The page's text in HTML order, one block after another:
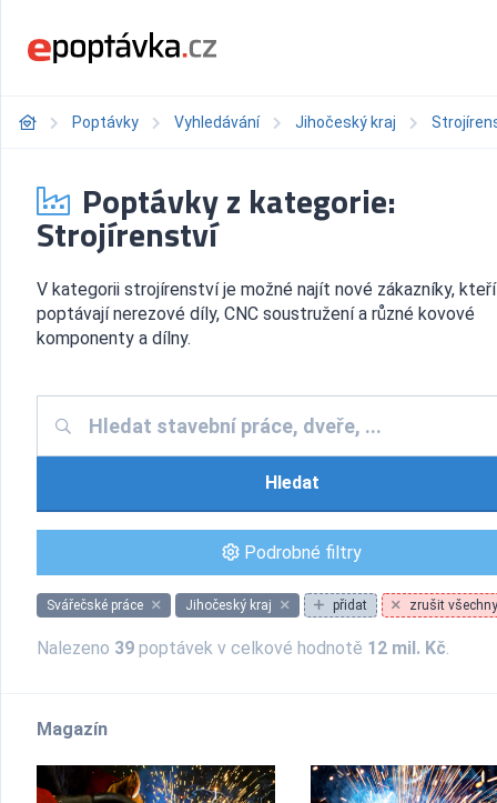
Poptávky Vyhledávání Jihočeský kraj
Poptávky z kategorie:
Strojírenství
V kategorii strojírenství je možné najít nové zákazníky, kteří
poptávají nerezové díly, CNC soustružení a různé kovové
komponenty a dílny.
Hledat
Podrobné filtry
Svářečské práce Jihočeský kraj přidat zrušit
Nalezeno 39 poptávek v celkové hodnotě 12 mil. Kč.
Magazín